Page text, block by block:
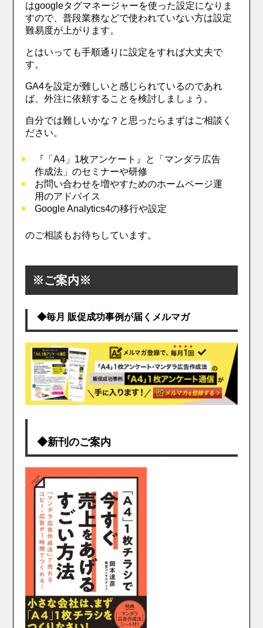
はgoogleタグマネージャーを使った設定になりま
すので、普段業務などで使われていない方は設定
難易度が上がります。
とはいっても手順通りに設定をすれば大丈夫で
す。
GA4を設定が難しいと感じられているのであれ
ば、外注に依頼することを検討しましょう。
自分では難しいかな？と思ったらまずはご相談く
ださい。
『「A4」1枚アンケート』と「マンダラ広告
作成法」のセミナーや研修
お問い合わせを増やすためのホームページ運
用のアドバイス
Google Analytics4の移行や設定
のご相談もお待ちしています。
※ご案内※
◆毎月 販促成功事例が届くメルマガ
◆新刊のご案内